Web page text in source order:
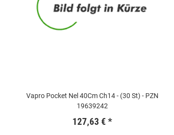
Vapro Pocket Nel 40Cm Ch14 - (30 St) - PZN
19639242
127,63 € *